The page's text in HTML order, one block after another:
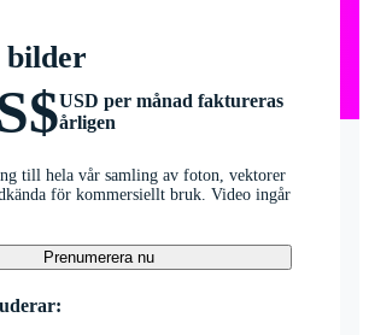
bilder
USD per månad faktureras
årligen
till hela vår samling av foton, vektorer
för kommersiellt bruk. Video ingår
Prenumerera nu